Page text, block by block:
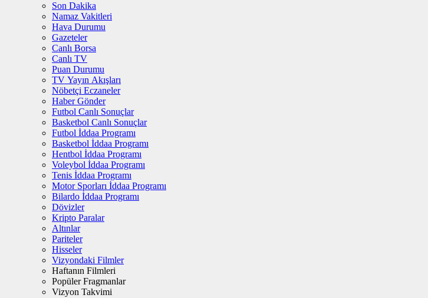
Son Dakika
Namaz Vakitleri
Hava Durumu
Gazeteler
Canlı Borsa
Canlı TV
Puan Durumu
TV Yayın Akışları
Nöbetçi Eczaneler
Haber Gönder
Futbol Canlı Sonuçlar
Basketbol Canlı Sonuçlar
Futbol İddaa Programı
Basketbol İddaa Programı
Hentbol İddaa Programı
Voleybol İddaa Programı
Tenis İddaa Programı
Motor Sporları İddaa Programı
Bilardo İddaa Programı
Dövizler
Kripto Paralar
Altınlar
Pariteler
Hisseler
Vizyondaki Filmler
Haftanın Filmleri
Popüler Fragmanlar
Vizyon Takvimi